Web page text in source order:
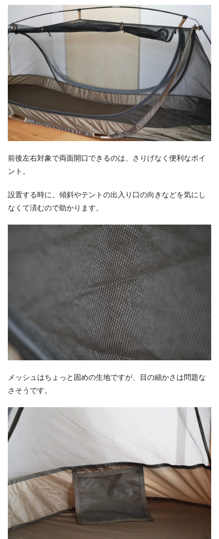
前後左右対象で両面開口できるのは、さりげなく便利なポイ
ント。
設置する時に、傾斜やテントの出入り口の向きなどを気にし
なくて済むので助かります。
メッシュはちょっと固めの生地ですが、目の細かさは問題な
さそうです。